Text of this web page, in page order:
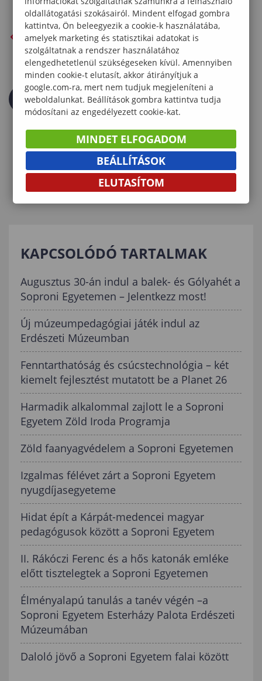
VISSZA AZ ELŐZŐ OLDALRA
KAPCSOLÓDÓ TARTALMAK
Augusztus 30-án indul a balek- és Gólyahét a
Soproni Egyetemen – Jelentkezz most!
Új múzeumpedagógiai játék indul az
Erdészeti Múzeumban
Fenntarthatóság és csúcstechnológia – két
kiemelt fejlesztést mutatott be a Planet 26
Harmadik alkalommal zajlott le a Soproni
Egyetem Zöld Iroda Programja
Zöld faanyagvédelem a Soproni Egyetemen
Izgalmas félévet zárt a Soproni Egyetem
nyugdíjasegyeteme
Hidat épít a Kárpát-medencei magyar
pedagógusok között a Soproni Egyetem
II. Rákóczi Ferenc és a hős katonák emléke
előtt tisztelegtek a Soproni Egyetemen
Élményalapú tanulás a tanév végén –a
Soproni Egyetem Esterházy Palota Erdészeti
Múzeumában
Daloló jövő a Soproni Egyetem falai között
oldallátogatási szokásairól. Mindent elfogad gombra
kattintva, Ön beleegyezik a cookie-k használatába,
amelyek marketing és statisztikai adatokat is
szolgáltatnak a rendszer használatához
elengedhetetlenül szükségeseken kívül. Amennyiben
minden cookie-t elutasít, akkor átirányítjuk a
google.com-ra, mert nem tudjuk megjeleníteni a
weboldalunkat. Beállítások gombra kattintva tudja
módosítani az engedélyezett cookie-kat.
MINDET ELFOGADOM
BEÁLLÍTÁSOK
ELUTASÍTOM